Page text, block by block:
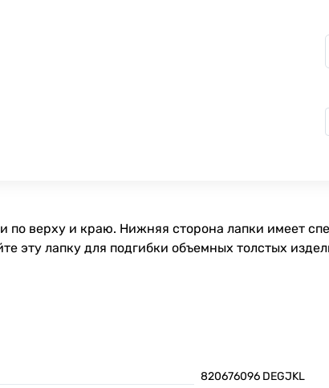
по верху и краю. Нижняя сторона лапки имеет
эту лапку для подгибки объемных толстых
820676096 DEGJKL